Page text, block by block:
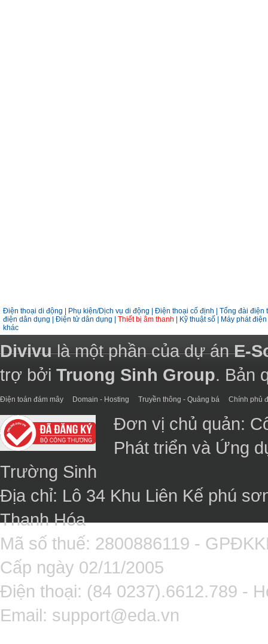
Điện thoại di động Phụ kiện/Dịch vụ di động Điện thoại cố định
Tổng đài điện
điện dân dụng
Điện tử dân dụng Thiết bị âm thanh Kỹ thuật số
Máy phát điện
khác
Divivulà một phần của dự ánE-
trợ bởi Truong Sinh Group. Bản
Điện toán đám mây Domain - Hosting Truyền thông - Quảng bá Chính phủ
Đơn vị chủ quản:
Phát triển và Ứng
Trường Sinh
Địa chỉ: Lô 34 Khu Liên Kế phú
Thanh Hóa
Mã số thuế: 2800886119 -
Cấp ngày 02/11/2005
Điện thoại: (84 0237).6612.789 -
Email: support@eda.vn